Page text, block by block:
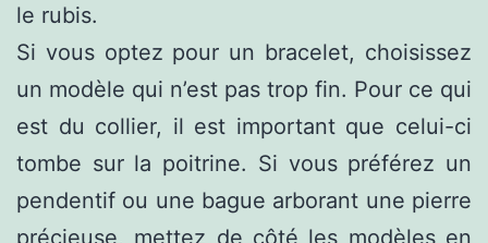
le rubis.
Si vous optez pour un bracelet, choisissez
un modèle qui n’est pas trop fin. Pour ce qui
est du collier, il est important que celui-ci
tombe sur la poitrine. Si vous préférez un
pendentif ou une bague arborant une pierre
précieuse, mettez de côté les modèles en